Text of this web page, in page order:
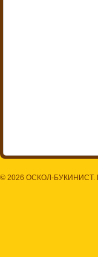
© 2026 ОСКОЛ-БУКИНИСТ.